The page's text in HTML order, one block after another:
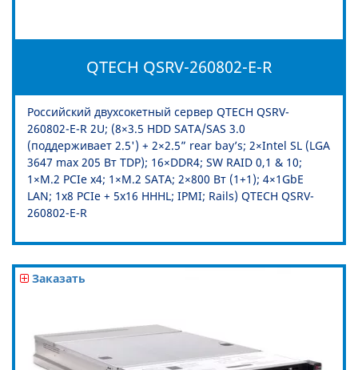
QTECH QSRV-260802-E-R
Российский двухсокетный сервер QTECH QSRV-
260802-E-R 2U; (8×3.5 HDD SATA/SAS 3.0
(поддерживает 2.5') + 2×2.5” rear bay’s; 2×Intel SL (LGA
3647 max 205 Вт TDP); 16×DDR4; SW RAID 0,1 & 10;
1×M.2 PCIe x4; 1×M.2 SATA; 2×800 Вт (1+1); 4×1GbE
LAN; 1х8 PCIe + 5x16 HHHL; IPMI; Rails) QTECH QSRV-
260802-E-R
Заказать